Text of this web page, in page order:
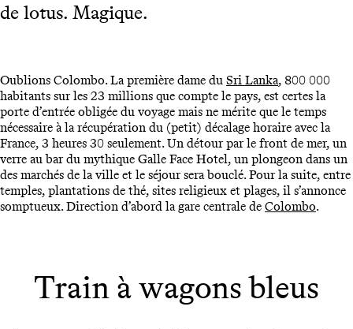
de lotus. Magique.
Oublions Colombo. La première dame du Sri Lanka, 800 000
habitants sur les 23 millions que compte le pays, est certes la
porte d’entrée obligée du voyage mais ne mérite que le temps
nécessaire à la récupération du (petit) décalage horaire avec la
France, 3 heures 30 seulement. Un détour par le front de mer, un
verre au bar du mythique Galle Face Hotel, un plongeon dans un
des marchés de la ville et le séjour sera bouclé. Pour la suite, entre
temples, plantations de thé, sites religieux et plages, il s’annonce
somptueux. Direction d’abord la gare centrale de Colombo.
Train à wagons bleus